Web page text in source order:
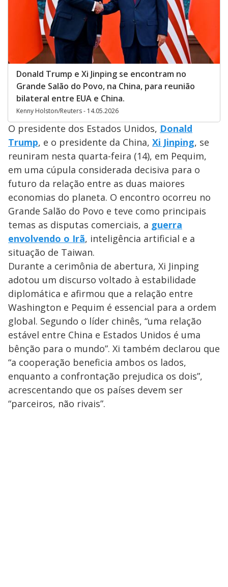
Donald Trump e Xi Jinping se encontram no
Grande Salão do Povo, na China, para reunião
bilateral entre EUA e China.
Kenny Holston/Reuters - 14.05.2026
O presidente dos Estados Unidos, Donald
Trump, e o presidente da China, Xi Jinping, se
reuniram nesta quarta-feira (14), em Pequim,
em uma cúpula considerada decisiva para o
futuro da relação entre as duas maiores
economias do planeta. O encontro ocorreu no
Grande Salão do Povo e teve como principais
temas as disputas comerciais, a guerra
envolvendo o Irã, inteligência artificial e a
situação de Taiwan.
Durante a cerimônia de abertura, Xi Jinping
adotou um discurso voltado à estabilidade
diplomática e afirmou que a relação entre
Washington e Pequim é essencial para a ordem
global. Segundo o líder chinês, “uma relação
estável entre China e Estados Unidos é uma
bênção para o mundo”. Xi também declarou que
“a cooperação beneficia ambos os lados,
enquanto a confrontação prejudica os dois”,
acrescentando que os países devem ser
“parceiros, não rivais”.